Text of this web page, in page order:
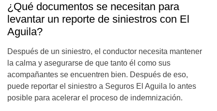
¿Qué documentos se necesitan para
levantar un reporte de siniestros con El
Aguila?
Después de un siniestro, el conductor necesita mantener
la calma y asegurarse de que tanto él como sus
acompañantes se encuentren bien. Después de eso,
puede reportar el siniestro a Seguros El Aguila lo antes
posible para acelerar el proceso de indemnización.